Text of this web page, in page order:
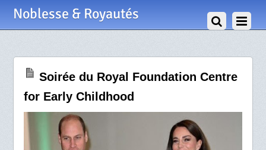
Noblesse & Royautés
Soirée du Royal Foundation Centre
for Early Childhood